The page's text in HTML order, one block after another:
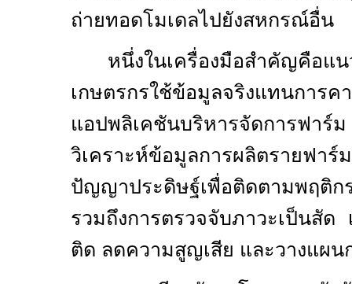
ถ่ายทอดโมเดลไปยังสหกรณ์อื่น
หนึ่งในเครื่องมือสำคั
เกษตรกรใช้ข้อมูลจริงแทนกา
แอปพลิเคชันบริหารจัดการ
วิเคราะห์ข้อมูลการผลิตรายฟา
ปัญญาประดิษฐ์เพื่อติดตามพฤติก
รวมถึงการตรวจจับภาวะเป็นสัด
ติด ลดความสูญเสีย และวางแผ